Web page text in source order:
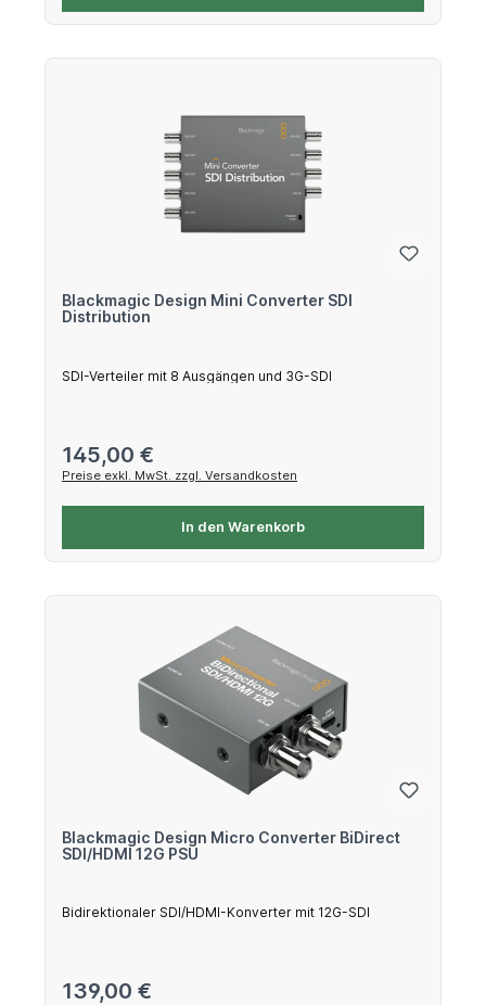
Blackmagic Design Mini Converter SDI
Distribution
SDI-Verteiler mit 8 Ausgängen und 3G-SDI
Regulärer Preis:
145,00 €
Preise exkl. MwSt. zzgl. Versandkosten
In den Warenkorb
Blackmagic Design Micro Converter BiDirect
SDI/HDMI 12G PSU
Bidirektionaler SDI/HDMI-Konverter mit 12G-SDI
Regulärer Preis:
139,00 €